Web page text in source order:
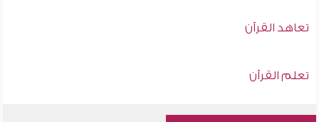
تعاهد القرآن
تعلم القرآن